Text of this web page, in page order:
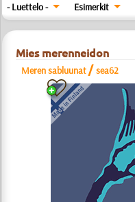
- Luettelo -
Esimerkit
Mies merenneidon
Meren sabluunat /sea62